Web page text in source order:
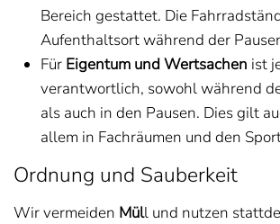
Bereich gestattet. Die
Aufenthaltsort während der
Für Eigentum und Wertsachen ist
verantwortlich, sowohl während
als auch in den Pausen. Dies gilt
allem in Fachräumen und den
Ordnung und Sauberkeit
Wir vermeiden Müll und nutzen